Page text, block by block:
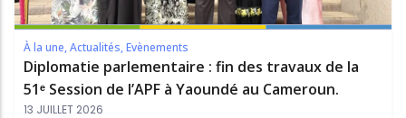
À la une,Actualités,Evènements
Diplomatie parlementaire : fin des travaux de la
51ᵉ Session de l’APF à Yaoundé au Cameroun.
13 JUILLET 2026